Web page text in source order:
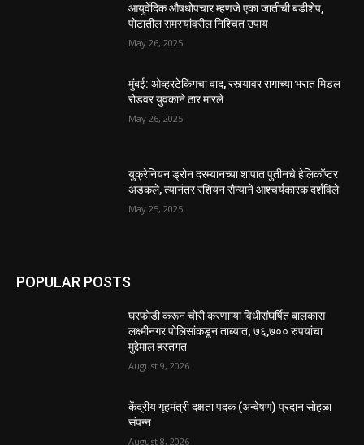
आयुर्वेदिक औषधोपचार म्हणजे एका जातीची बडीशेप,
पोटातील समस्यांवरील निश्चित उपाय
May 26, 2025
मुंबई: ओव्हरटेकिंगचा वाद, रस्त्यावर रागाच्या भरात मिडल
रोडवर युवकाने ठार मारले
May 26, 2025
युक्रेनियन ड्रोन दरम्यानच्या शापात पुतीनचे हेलिकॉप्टर
अडकले, त्यानंतर रशियन सैन्याने आश्चर्यकारक दर्शविले
May 25, 2025
POPULAR POSTS
घरफोडी करून चोरी करणाऱ्या विधीसंघर्षित बालकास
लक्ष्मीनगर पोलिसांकडून ताब्यात; ७६,७०० रुपयांचा
मुद्देमाल हस्तगत
August 9, 2026
केंद्रीय गृहमंत्री दक्षता पदक (अन्वेषण) प्रदान सोहळा
संपन्न
August 8, 2026